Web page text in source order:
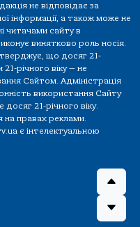
не відповідає за
інформації, а також може не
читачами сайту в
винятково роль носія.
що досяг 21-
річного віку — не
Сайтом. Адміністрація
використання Сайту
21-річного віку.
на правах реклами.
є інтелектуальною